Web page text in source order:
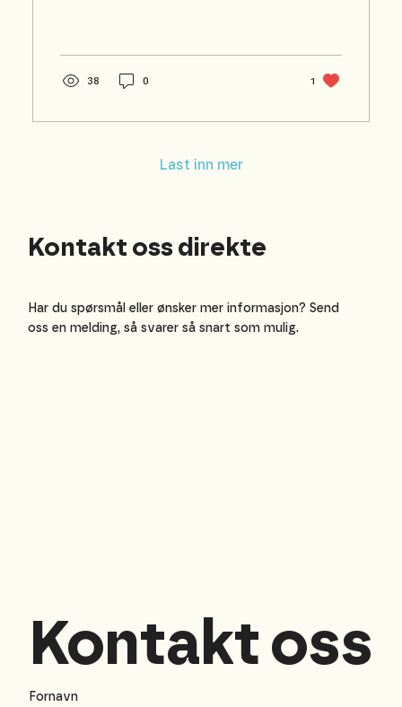
38 0 1
Last inn mer
Kontakt oss direkte
Har du spørsmål eller ønsker mer informasjon? Send
oss en melding, så svarer så snart som mulig.
Kontakt oss
Fornavn